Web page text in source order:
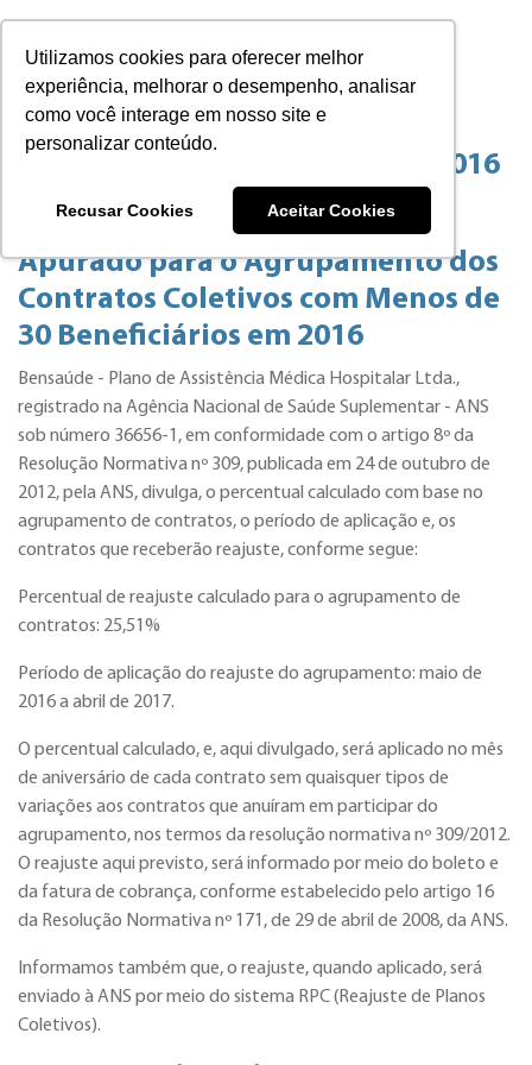
Utilizamos cookies para oferecer melhor
experiência, melhorar o desempenho, analisar
como você interage em nosso site e
personalizar conteúdo.
Recusar Cookies Aceitar Cookies
Reajuste Planos Coletivos em 2016
Divulgação do Reajuste Único
Apurado para o Agrupamento dos
Contratos Coletivos com Menos de
30 Beneficiários em 2016
Bensaúde - Plano de Assistência Médica Hospitalar Ltda.,
registrado na Agência Nacional de Saúde Suplementar - ANS
sob número 36656-1, em conformidade com o artigo 8º da
Resolução Normativa nº 309, publicada em 24 de outubro de
2012, pela ANS, divulga, o percentual calculado com base no
agrupamento de contratos, o período de aplicação e, os
contratos que receberão reajuste, conforme segue:
Percentual de reajuste calculado para o agrupamento de
contratos: 25,51%
Período de aplicação do reajuste do agrupamento: maio de
2016 a abril de 2017.
O percentual calculado, e, aqui divulgado, será aplicado no mês
de aniversário de cada contrato sem quaisquer tipos de
variações aos contratos que anuíram em participar do
agrupamento, nos termos da resolução normativa nº 309/2012.
O reajuste aqui previsto, será informado por meio do boleto e
da fatura de cobrança, conforme estabelecido pelo artigo 16
da Resolução Normativa nº 171, de 29 de abril de 2008, da ANS.
Informamos também que, o reajuste, quando aplicado, será
enviado à ANS por meio do sistema RPC (Reajuste de Planos
Coletivos).